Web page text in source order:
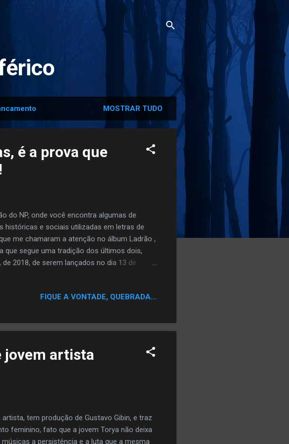
MOSTRAR TUDO
é a prova que
do NP, onde você encontra algumas de
históricas e sociais utilizadas em letras de
me chamaram a atenção no álbum Ladrão ,
que segue uma tradição dos últimos dois,
de 2018, de serem lançados no dia 13 de
compreendi a proposta da tritriologi e
nos escutássemos. Mas foi a minha
FIQUE A VONTADE, QUEBRADA...
jovem artista
tem produção de Gustavo Gibin, e traz
feminino, fato que a jovem Torya não deixa
a persistência e a luta que a mesma